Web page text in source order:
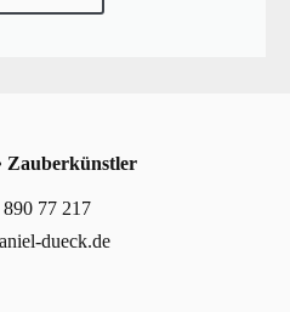
Zauberkünstler
77 217
dueck.de